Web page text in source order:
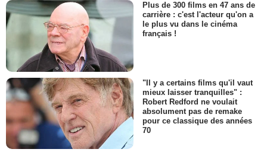
Plus de 300 films en 47 ans de
carrière : c'est l'acteur qu'on a
le plus vu dans le cinéma
français !
"Il y a certains films qu'il vaut
mieux laisser tranquilles" :
Robert Redford ne voulait
absolument pas de remake
pour ce classique des années
70